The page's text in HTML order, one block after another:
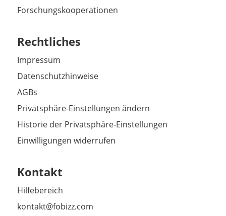
Forschungskooperationen
Rechtliches
Impressum
Datenschutzhinweise
AGBs
Privatsphäre-Einstellungen ändern
Historie der Privatsphäre-Einstellungen
Einwilligungen widerrufen
Kontakt
Hilfebereich
kontakt@fobizz.com